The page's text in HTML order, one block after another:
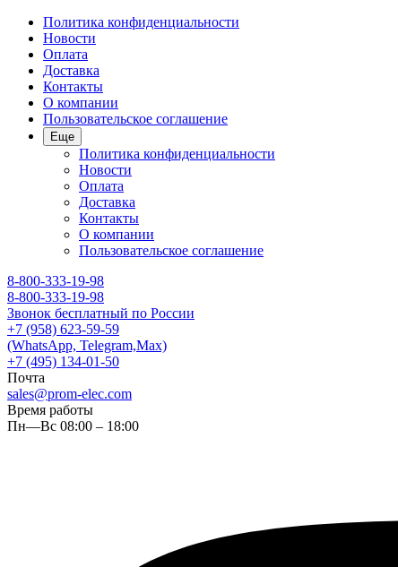
Политика конфиденциальности
Новости
Оплата
Доставка
Контакты
О компании
Пользовательское соглашение
Еще
Политика конфиденциальности
Новости
Оплата
Доставка
Контакты
О компании
Пользовательское соглашение
8-800-333-19-98
8-800-333-19-98
Звонок бесплатный по России
+7 (958) 623-59-59
(WhatsApp, Telegram,Max)
+7 (495) 134-01-50
Почта
sales@prom-elec.com
Время работы
Пн—Вс 08:00 – 18:00